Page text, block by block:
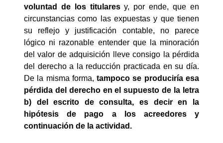
voluntad de los titularesy, por ende, que en
circunstancias como las expuestas y que tienen
su reflejo y justificación contable, no parece
lógico ni razonable entender que la minoración
del valor de adquisición lleve consigo la pérdida
del derecho a la reducción practicada en su día.
De la misma forma,tampoco se produciría esa
pérdida del derecho en el supuesto de la letra
b) del escrito de consulta, es decir en la
hipótesis de pago a los acreedores y
continuación de la actividad.